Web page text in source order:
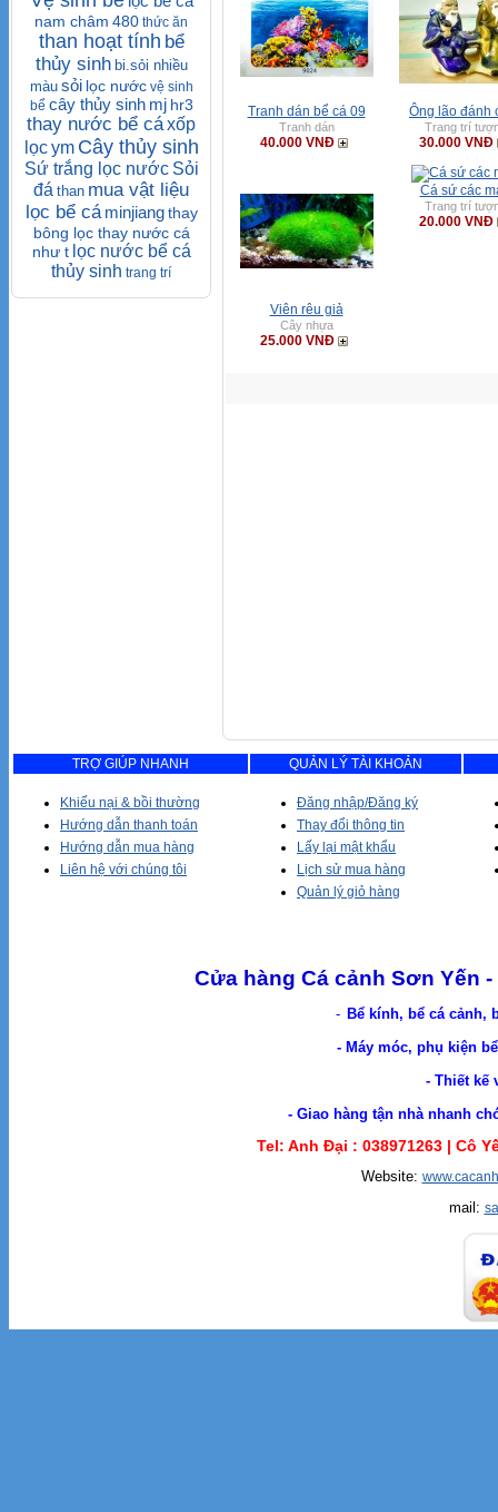
nam châm 480 thức ăn
than hoạt tính bể
thủy sinh bi.sỏi nhiều
màu sỏi lọc nước vệ sinh
bể cây thủy sinh mj hr3
thay nước bể cáxốp
lọc ym Cây thủy sinh
Sứ trắng lọc nước Sỏi
đá than mua vật liệu
lọc bể cá minjiang thay
bông lọc thay nước cá
như t lọc nước bể cá
thủy sinh trang trí
Tranh dán bể cá 09
Tranh dán
40.000 VNĐ
Ông lão đánh
Trang trí
30.000 VNĐ
Viên rêu giả
Cây nhựa
25.000 VNĐ
Cá sứ các
Trang trí
20.000 VNĐ
TRỢ GIÚP NHANH QUẢN LÝ TÀI KHOẢN
Khiếu nại & bồi thường
Hướng dẫn thanh toán
Hướng dẫn mua hàng
Liên hệ với chúng tôi
Đăng nhập/Đăng ký
Thay đổi thông tin
Lấy lại mật khẩu
Lịch sử mua hàng
Quản lý giỏ hàng
Cửa hàng Cá cảnh Sơn Yến
- Bể kính, bể cá cảnh,
- Máy móc, phụ kiện
- Thiết kế
- Giao hàng tận nhà nhanh chóng. Cá
Tel: Anh Đại : 038971263 | Cô
Website:
mail: